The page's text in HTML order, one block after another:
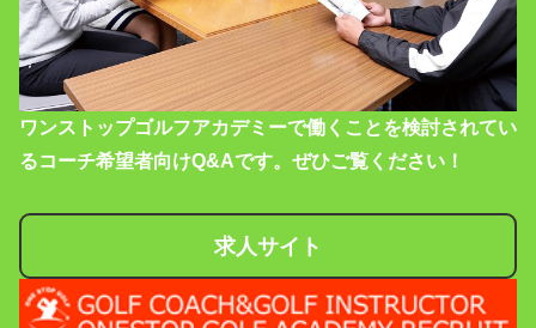
ワンストップゴルフアカデミーで働くことを検討されてい
るコーチ希望者向けQ&Aです。ぜひご覧ください！
求人サイト